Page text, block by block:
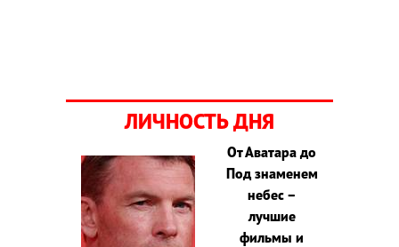
ЛИЧНОСТЬ ДНЯ
От Аватара до
Под знаменем
небес –
лучшие
фильмы и